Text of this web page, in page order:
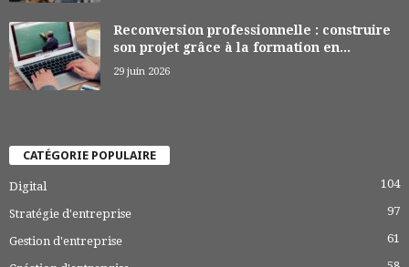
Reconversion professionnelle : construire
son projet grâce à la formation en...
29 juin 2026
CATÉGORIE POPULAIRE
Digital 104
Stratégie d'entreprise 97
Gestion d'entreprise 61